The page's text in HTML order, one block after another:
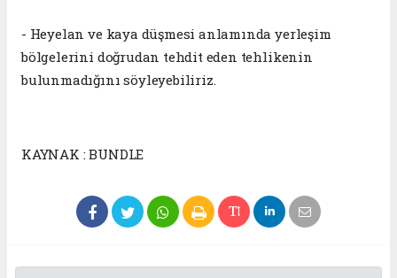
- Heyelan ve kaya düşmesi anlamında yerleşim
bölgelerini doğrudan tehdit eden tehlikenin
bulunmadığını söyleyebiliriz.
KAYNAK : BUNDLE